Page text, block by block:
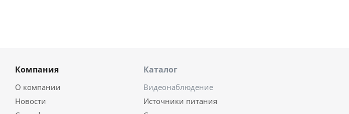
Компания
О компании
Новости
Каталог
Видеонаблюдение
Источники питания